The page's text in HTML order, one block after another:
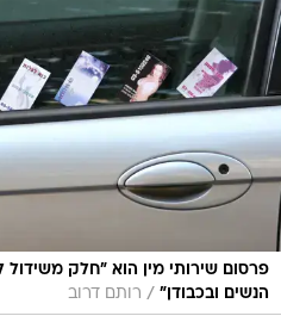
פרסום שירותי מין הוא "חלק משידול
הנשים ובכבודן" / רותם דרוב